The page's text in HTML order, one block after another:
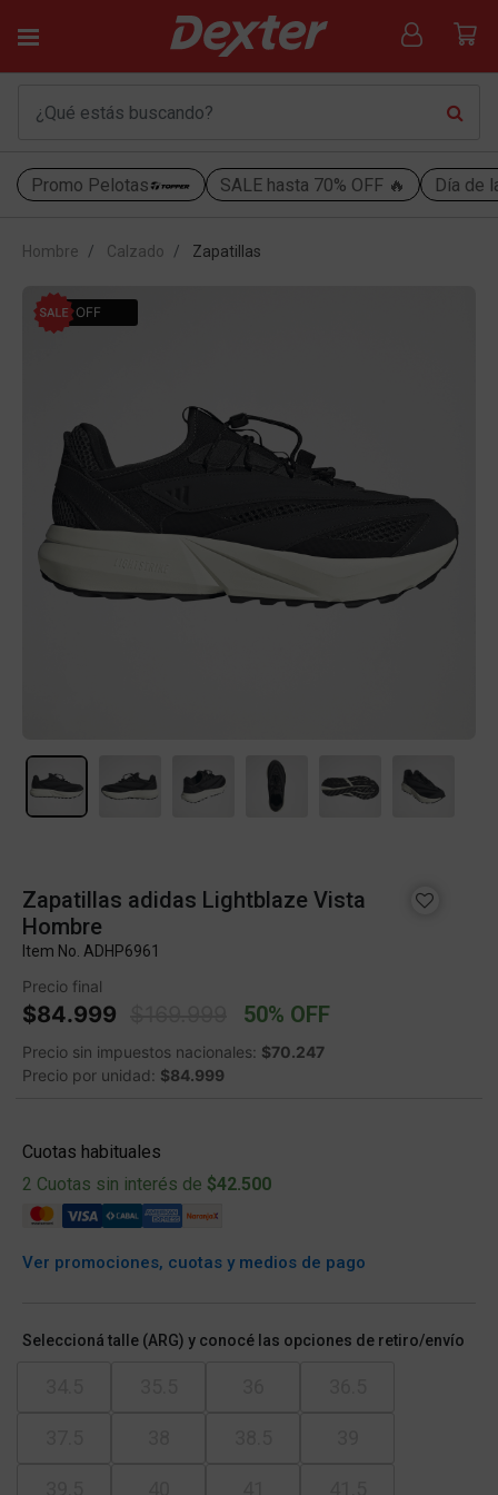
Promo Pelotas SALE hasta 70% OFF 🔥 Día de
Hombre Calzado Zapatillas
50% OFF
Zapatillas adidas Lightblaze Vista
Hombre
Item No. ADHP6961
Precio final
$84.999 Price reduced from
50% OFF
Precio sin impuestos nacionales: $70.247
Precio por unidad: $84.999
Cuotas habituales
2 Cuotas sin interés de $42.500
Ver promociones, cuotas y medios de pago
Seleccioná talle (ARG) y conocé las opciones de retiro/envío